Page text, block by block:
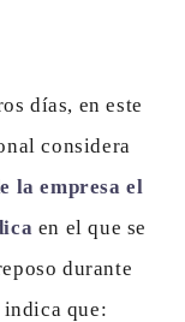
días, en este
considera
la empresa el
en el que se
durante
indica que: